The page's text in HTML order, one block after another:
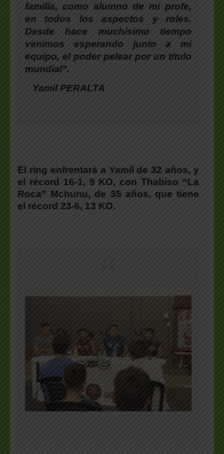
familia, como alumno de mi profe,
en todos los aspectos y roles.
Desde hace muchísimo tiempo
venimos esperando junto a mi
equipo, el poder pelear por un título
mundial”.
Yamil PERALTA
El ring enfrentará a Yamil de 32 años, y
el récord 16-1, 9 KO, con Thabiso “La
Roca” Mchunu, de 35 años, que tiene
el récord 23-6, 13 KO.